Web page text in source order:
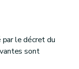
le décret du
sont